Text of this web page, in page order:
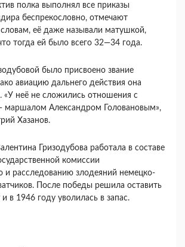
полка выполнял все приказы
беспрекословно, отмечают
её даже называли матушкой,
тогда ей было всего 32—34 года.
было присвоено звание
авиацию дальнего действия она
«У неё не сложились отношения с
Александром Головановым»,
Хазанов.
Гризодубова работала в составе
комиссии
и расследованию злодеяний немецко-
После победы решила оставить
в 1946 году уволилась в запас.